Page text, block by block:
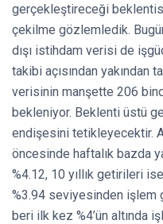
gerçekleştireceği
çekilme gözlemledik.
dışı istihdam verisi de
takibi açısından yakından
verisinin manşette 206
bekleniyor. Beklenti üstü
endişesini tetikleyecektir.
öncesinde haftalık bazda
%4.12, 10 yıllık getirileri
%3.94 seviyesinden işlem
beri ilk kez %4’ün altında